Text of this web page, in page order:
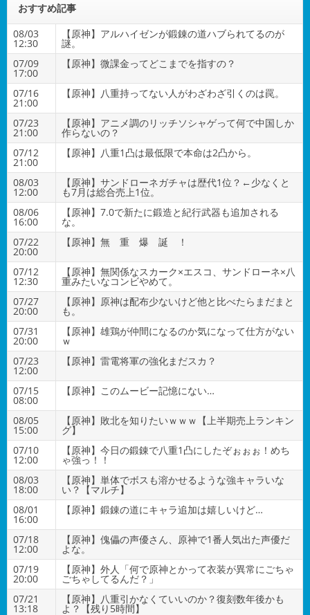
おすすめ記事
08/03
12:30
【原神】アルハイゼンが鍛錬の道ハブられてるのが
謎。
07/09
17:00
【原神】微課金ってどこまでを指すの？
07/16
21:00
【原神】八重持ってない人がわざわざ引くのは罠。
07/23
21:00
【原神】アニメ調のリッチソシャゲって何で中国しか
作らないの？
07/12
21:00
【原神】八重1凸は最低限で本命は2凸から。
08/03
12:00
【原神】サンドローネガチャは歴代1位？←少なくと
も7月は総合売上1位。
08/06
16:00
【原神】7.0で新たに鍛造と紀行武器も追加される
な。
07/22
20:00
【原神】無 重 爆 誕 ！
07/12
12:30
【原神】無関係なスカーク×エスコ、サンドローネ×八
重みたいなコンビやめて。
07/27
20:00
【原神】原神は配布少ないけど他と比べたらまだまと
も。
07/31
20:00
【原神】雄鶏が仲間になるのか気になって仕方がない
ｗ
07/23
12:00
【原神】雷電将軍の強化まだスカ？
07/15
08:00
【原神】このムービー記憶にない…
08/05
15:00
【原神】敗北を知りたいｗｗｗ【上半期売上ランキン
グ】
07/10
12:00
【原神】今日の鍛錬で八重1凸にしたぞぉぉぉ！めち
ゃ強っ！！
08/03
18:00
【原神】単体でボスも溶かせるような強キャラいな
い？【マルチ】
08/01
16:00
【原神】鍛錬の道にキャラ追加は嬉しいけど…
07/18
12:00
【原神】傀儡の声優さん、原神で1番人気出た声優だ
よな。
07/19
20:00
【原神】外人「何で原神とかって衣装が異常にごちゃ
ごちゃしてるんだ？」
07/21
13:18
【原神】八重引かなくていいのか？復刻数年後かも
よ？【残り5時間】